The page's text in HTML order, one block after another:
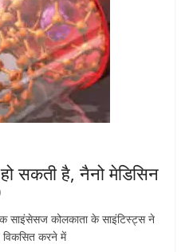
सकती है, नैनो मेडिसिन
साइंसेसज कोलकाता के साइंटिस्ट्स ने
विकसित करने में